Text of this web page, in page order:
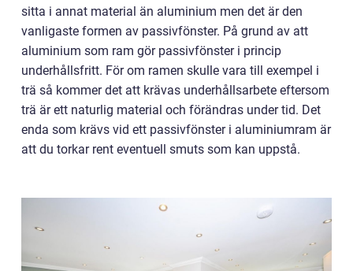
sitta i annat material än aluminium men det är den
vanligaste formen av passivfönster. På grund av att
aluminium som ram gör passivfönster i princip
underhållsfritt. För om ramen skulle vara till exempel i
trä så kommer det att krävas underhållsarbete eftersom
trä är ett naturlig material och förändras under tid. Det
enda som krävs vid ett passivfönster i aluminiumram är
att du torkar rent eventuell smuts som kan uppstå.